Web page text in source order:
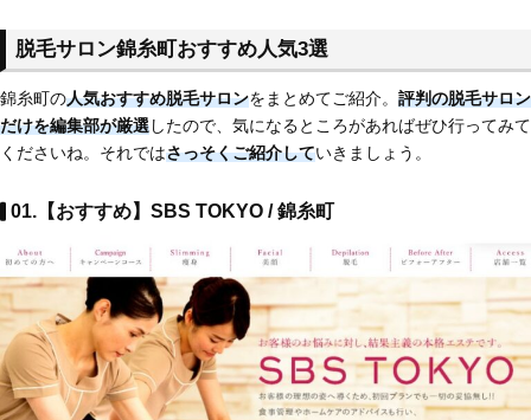
脱毛サロン錦糸町おすすめ人気3選
錦糸町の人気おすすめ脱毛サロンをまとめてご紹介。 評判の脱毛サロン
だけを編集部が厳選したので、気になるところがあればぜひ行ってみて
くださいね。それではさっそくご紹介していきましょう。
01.【おすすめ】SBS TOKYO / 錦糸町